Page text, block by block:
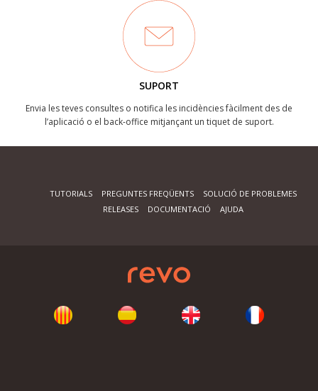
SUPORT
Envia les teves consultes o notifica les incidències fàcilment des de
l’aplicació o el back-office mitjançant un tiquet de suport.
TUTORIALS PREGUNTES FREQÜENTS
SOLUCIÓ DE PROBLEMES
RELEASES
DOCUMENTACIÓ AJUDA